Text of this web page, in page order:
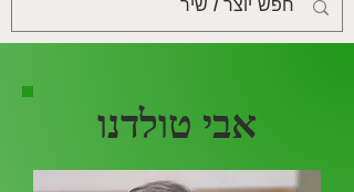
אבי טולדנו